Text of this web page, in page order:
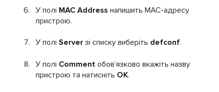
У полі MAC Address напишить MAC-адресу
пристрою.
У полі Server зі списку виберіть defconf.
У полі Comment обов’язково вкажіть назву
пристрою та натисніть ОК.